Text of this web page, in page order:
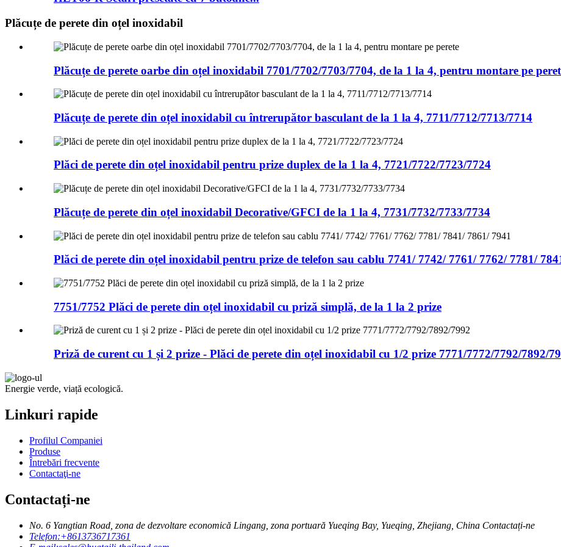
Plăcuțe de perete din oțel inoxidabil
Plăcuțe de perete oarbe din oțel inoxidabil 7701/7702/7703/7704, de la 1 la 4, pentru montare pe
Plăcuțe de perete din oțel inoxidabil cu întrerupător basculant de la 1 la 4, 7711/7712/7713/7714
Plăci de perete din oțel inoxidabil pentru prize duplex de la 1 la 4, 7721/7722/7723/7724
Plăcuțe de perete din oțel inoxidabil Decorative/GFCI de la 1 la 4, 7731/7732/7733/7734
Plăci de perete din oțel inoxidabil pentru prize de telefon sau cablu 7741/ 7742/ 7761/ 7762/ 7781/
7751/7752 Plăci de perete din oțel inoxidabil cu priză simplă, de la 1 la 2 prize
Priză de curent cu 1 și 2 prize - Plăci de perete din oțel inoxidabil cu 1/2 prize 7771/7772/7792/7892/
Energie verde, viață ecologică.
Linkuri rapide
Profilul Companiei
Produse
Întrebări frecvente
Contactaţi-ne
Contactați-ne
No. 6 Yangtian Road, zona de dezvoltare economică Lingang, zona portuară Yueqing Bay, Yueqing, Zhejiang, China Contactați-ne
Telefon:+8613736717361